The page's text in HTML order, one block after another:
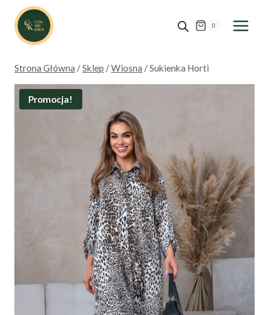
Przejdź
treści
0
Strona Główna /Sklep /Wiosna /Sukienka Horti
Promocja!